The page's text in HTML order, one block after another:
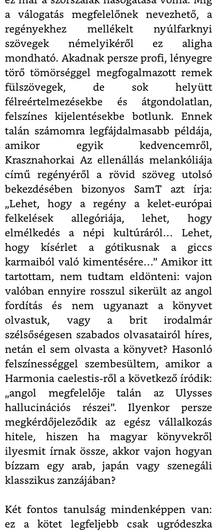
a válogatás megfelelőnek nevezhető, a
regényekhez mellékelt nyúlfarknyi
szövegek némelyikéről ez aligha
mondható. Akadnak persze profi, lényegre
törő tömörséggel megfogalmazott remek
fülszövegek, de sok helyütt
félreértelmezésekbe és átgondolatlan,
felszínes kijelentésekbe botlunk. Ennek
talán számomra legfájdalmasabb példája,
amikor egyik kedvencemről,
Krasznahorkai Az ellenállás melankóliája
című regényéről a rövid szöveg utolsó
bekezdésében bizonyos SamT azt írja:
„Lehet, hogy a regény a kelet-európai
felkelések allegóriája, lehet, hogy
elmélkedés a népi kultúráról… Lehet,
hogy kísérlet a gótikusnak a giccs
karmaiból való kimentésére…” Amikor itt
tartottam, nem tudtam eldönteni: vajon
valóban ennyire rosszul sikerült az angol
fordítás és nem ugyanazt a könyvet
olvastuk, vagy a brit irodalmár
szélsőségesen szabados olvasatairól híres,
netán el sem olvasta a könyvet? Hasonló
felszínességgel szembesültem, amikor a
Harmonia caelestis-ről a következő íródik:
„angol megfelelője talán az Ulysses
hallucinációs részei”. Ilyenkor persze
megkérdőjeleződik az egész vállalkozás
hitele, hiszen ha magyar könyvekről
ilyesmit írnak össze, akkor vajon hogyan
bízzam egy arab, japán vagy szenegáli
klasszikus zanzájában?
Két fontos tanulság mindenképpen van:
ez a kötet legfeljebb csak ugródeszka